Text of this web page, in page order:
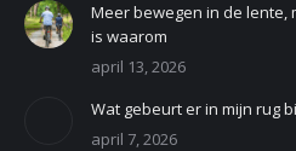
Meer bewegen in de lente,
is waarom
april 13, 2026
Wat gebeurt er in mijn rug
april 7, 2026